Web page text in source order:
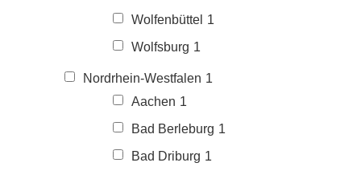
Wolfenbüttel 1
Wolfsburg 1
Nordrhein-Westfalen 1
Aachen 1
Bad Berleburg 1
Bad Driburg 1